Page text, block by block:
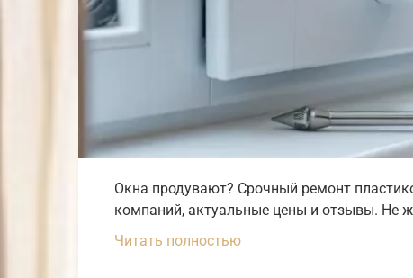
Окна продувают? Срочный ремонт
компаний, актуальные цены и отзывы. Не
Читать полностью